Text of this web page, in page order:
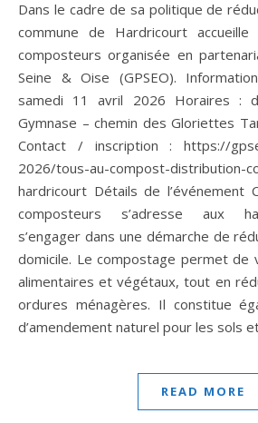
Dans le cadre de sa politique de réduction des déchets, la
commune de Hardricourt
composteurs organisée en
Seine & Oise (GPSEO).
samedi 11 avril 2026 Horaires :
Gymnase – chemin des Gloriettes
Contact / inscription : https://
2026/tous-au-compost-distribution-
hardricourt Détails de l’événement
composteurs s’adresse aux
s’engager dans une démarche de
domicile. Le compostage permet de
alimentaires et végétaux, tout en
ordures ménagères. Il constitue
d’amendement naturel pour les sols
READ MORE